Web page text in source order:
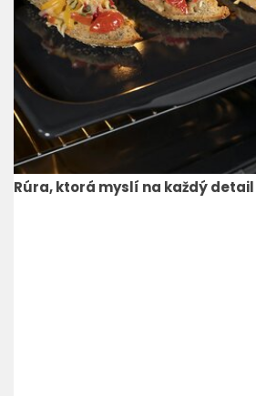
Rúra, ktorá myslí na každý detail